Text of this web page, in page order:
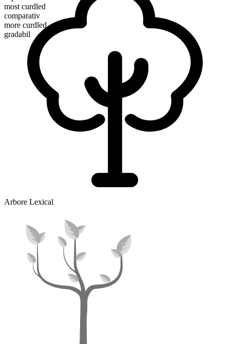
most curdled
comparativ
more curdled
gradabil
Arbore Lexical